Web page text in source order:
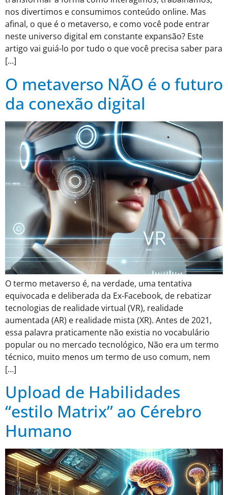
nos divertimos e consumimos conteúdo online. Mas
afinal, o que é o metaverso, e como você pode entrar
neste universo digital em constante expansão? Este
artigo vai guiá-lo por tudo o que você precisa saber para
[…]
O metaverso NÃO é o futuro
da conexão digital
O termo metaverso é, na verdade, uma tentativa
equivocada e deliberada da Ex-Facebook, de rebatizar
tecnologias de realidade virtual (VR), realidade
aumentada (AR) e realidade mista (XR). Antes de 2021,
essa palavra praticamente não existia no vocabulário
popular ou no mercado tecnológico, Não era um termo
técnico, muito menos um termo de uso comum, nem
[…]
Upload de Habilidades
“estilo Matrix” ao Cérebro
Humano